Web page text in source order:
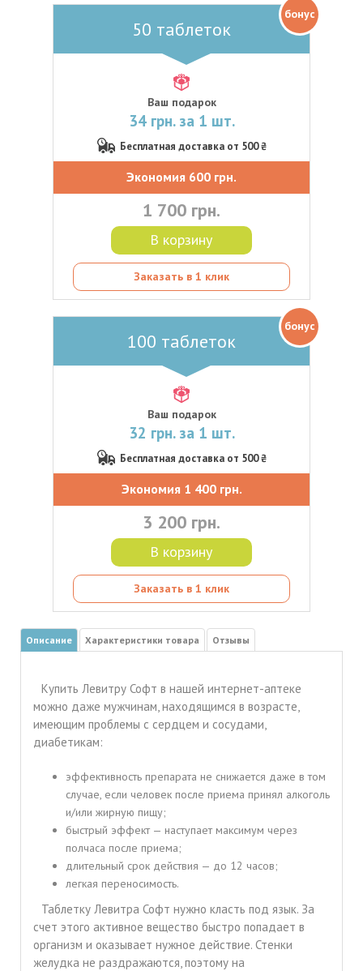
50 таблеток
Ваш подарок
34 грн. за 1 шт.
Бесплатная доставка от 500 ₴
Экономия 600 грн.
1 700 грн.
В корзину
Заказать в 1 клик
бонус
100 таблеток
Ваш подарок
32 грн. за 1 шт.
Бесплатная доставка от 500 ₴
Экономия 1 400 грн.
3 200 грн.
В корзину
Заказать в 1 клик
бонус
Описание Характеристики товара Отзывы
Купить Левитру Софт в нашей интернет-аптеке
можно даже мужчинам, находящимся в возрасте,
имеющим проблемы с сердцем и сосудами,
диабетикам:
эффективность препарата не снижается даже в том
случае, если человек после приема принял алкоголь
и/или жирную пищу;
быстрый эффект — наступает максимум через
полчаса после приема;
длительный срок действия — до 12 часов;
легкая переносимость.
Таблетку Левитра Софт нужно класть под язык. За
счет этого активное вещество быстро попадает в
организм и оказывает нужное действие. Стенки
желудка не раздражаются, поэтому на